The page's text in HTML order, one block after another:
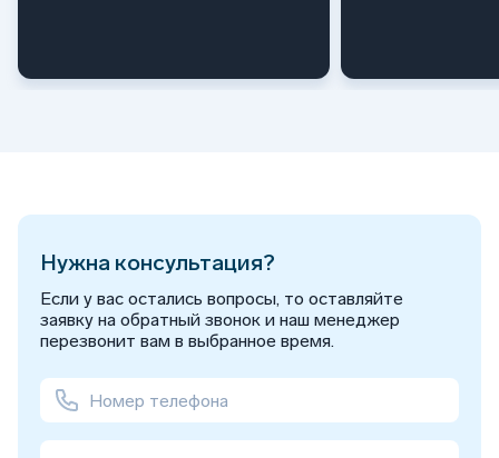
Нужна консультация?
Если у вас остались вопросы, то оставляйте
заявку на обратный звонок и наш менеджер
перезвонит вам в выбранное время.